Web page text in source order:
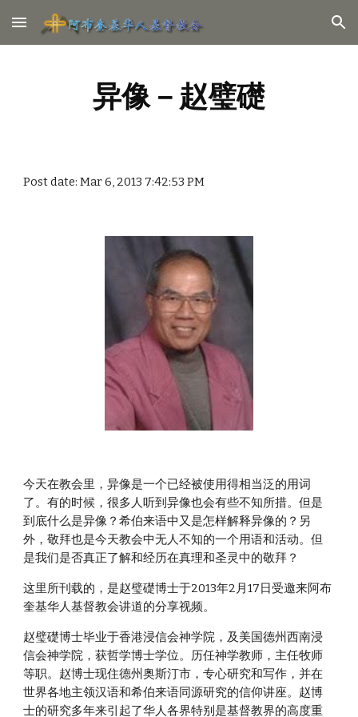
Skip to main content Skip to navigation
异像－赵璧礎
Post date: Mar 6, 2013 7:42:53 PM
今天在教会里，异像是一个已经被使用得相当泛的用词
了。有的时候，很多人听到异像也会有些不知所措。但是
到底什么是异像？希伯来语中又是怎样解释异像的？另
外，敬拜也是今天教会中无人不知的一个用语和活动。但
是我们是否真正了解和经历在真理和圣灵中的敬拜？
这里所刊载的，是赵璧礎博士于2013年2月17日受邀来阿布
奎基华人基督教会讲道的分享视频。
赵璧礎博士毕业于香港浸信会神学院，及美国德州西南浸
信会神学院，获哲学博士学位。历任神学教师，主任牧师
等职。赵博士现住德州奥斯汀市，专心研究和写作，并在
世界各地主领汉语和希伯来语同源研究的信仰讲座。赵博
士的研究多年来引起了华人各界特别是基督教界的高度重